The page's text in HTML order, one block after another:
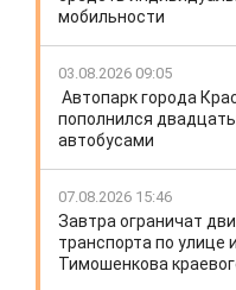
мобильности
03.08.2026 09:05
Автопарк города
пополнился
автобусами
07.08.2026 15:46
Завтра ограничат
транспорта по улице
Тимошенкова